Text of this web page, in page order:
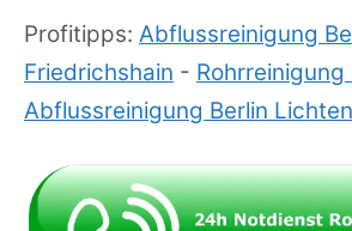
Profitipps: Abflussreinigung
Friedrichshain - Rohrreinigung
Abflussreinigung Berlin